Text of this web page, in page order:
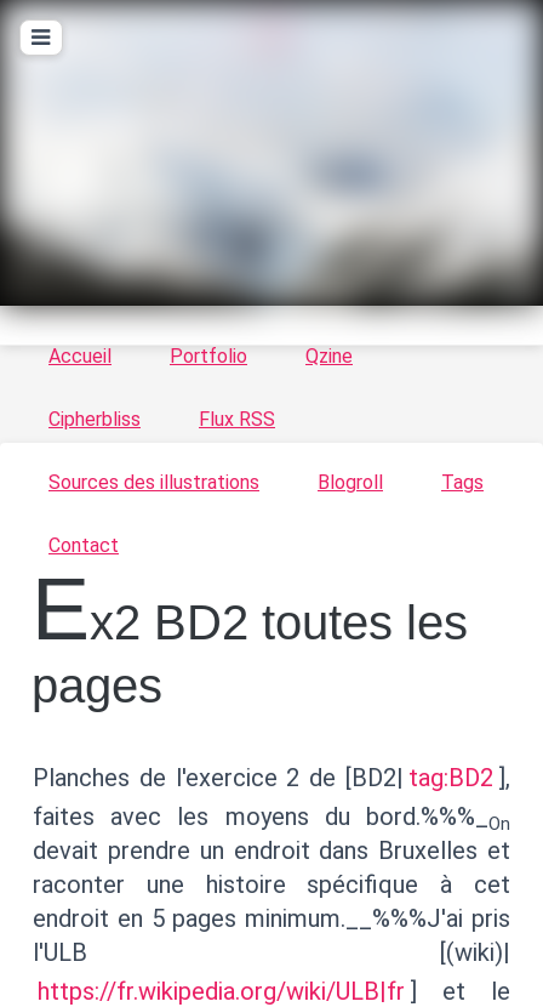
Le vortex à chats - Illustrations, trucs en tout
genre par Tykayn
Accueil Portfolio Qzine
Cipherbliss Flux RSS
Sources des illustrations Blogroll Tags
Contact
Ex2 BD2 toutes les
pages
Planches de l'exercice 2 de [BD2| tag:BD2 ],
faites avec les moyens du bord.%%%_On
devait prendre un endroit dans Bruxelles et
raconter une histoire spécifique à cet
endroit en 5 pages minimum.__%%%J'ai pris
l'ULB [(wiki)|
https://fr.wikipedia.org/wiki/ULB|fr ] et le